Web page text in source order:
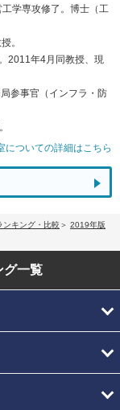
学専攻修了。博士（工
。
2011年4月同教授、現
参事官（インフラ・防
ついての詳細はこちら
ンキング・比較
2019年版
グ一覧